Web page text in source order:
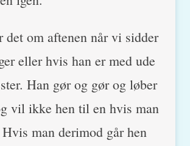
det om aftenen når vi sidder
eller hvis han er med ude
Han gør og gør og løber
vil ikke hen til en hvis man
man derimod går hen